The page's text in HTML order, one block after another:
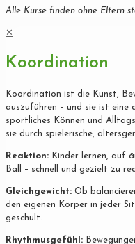
Alle Kurse finden ohne Eltern
✕
Koordination
Koordination ist die Kunst,
auszuführen – und sie ist eine
sportliches Können und
sie durch spielerische,
Reaktion: Kinder lernen, auf
Ball – schnell und gezielt zu
Gleichgewicht: Ob
den eigenen Körper in jeder
geschult.
Rhythmusgefühl: